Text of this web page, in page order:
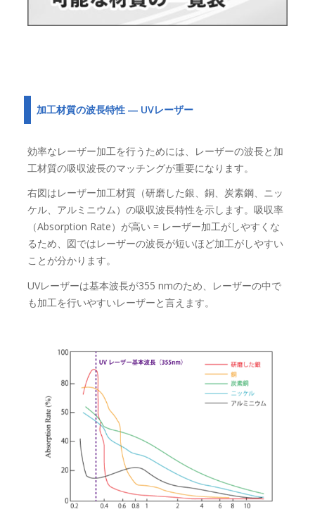
加工材質の波長特性 ― UVレーザー
効率なレーザー加工を行うためには、レーザーの波長と加
工材質の吸収波長のマッチングが重要になります。
右図はレーザー加工材質（研磨した銀、銅、炭素鋼、ニッ
ケル、アルミニウム）の吸収波長特性を示します。吸収率
（Absorption Rate）が高い = レーザー加工がしやすくな
るため、図ではレーザーの波長が短いほど加工がしやすい
ことが分かります。
UVレーザーは基本波長が355 nmのため、レーザーの中で
も加工を行いやすいレーザーと言えます。